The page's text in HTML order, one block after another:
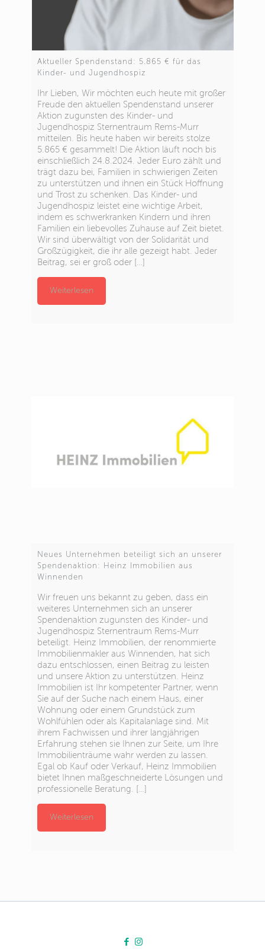
Aktueller Spendenstand: 5.865 € für das
Kinder- und Jugendhospiz
Ihr Lieben, Wir möchten euch heute mit großer
Freude den aktuellen Spendenstand unserer
Aktion zugunsten des Kinder- und
Jugendhospiz Sternentraum Rems-Murr
mitteilen. Bis heute haben wir bereits stolze
5.865 € gesammelt! Die Aktion läuft noch bis
einschließlich 24.8.2024. Jeder Euro zählt und
trägt dazu bei, Familien in schwierigen Zeiten
zu unterstützen und ihnen ein Stück Hoffnung
und Trost zu schenken. Das Kinder- und
Jugendhospiz leistet eine wichtige Arbeit,
indem es schwerkranken Kindern und ihren
Familien ein liebevolles Zuhause auf Zeit bietet.
Wir sind überwältigt von der Solidarität und
Großzügigkeit, die ihr alle gezeigt habt. Jeder
Beitrag, sei er groß oder […]
Weiterlesen
Neues Unternehmen beteiligt sich an unserer
Spendenaktion: Heinz Immobilien aus
Winnenden
Wir freuen uns bekannt zu geben, dass ein
weiteres Unternehmen sich an unserer
Spendenaktion zugunsten des Kinder- und
Jugendhospiz Sternentraum Rems-Murr
beteiligt. Heinz Immobilien, der renommierte
Immobilienmakler aus Winnenden, hat sich
dazu entschlossen, einen Beitrag zu leisten
und unsere Aktion zu unterstützen. Heinz
Immobilien ist Ihr kompetenter Partner, wenn
Sie auf der Suche nach einem Haus, einer
Wohnung oder einem Grundstück zum
Wohlfühlen oder als Kapitalanlage sind. Mit
ihrem Fachwissen und ihrer langjährigen
Erfahrung stehen sie Ihnen zur Seite, um Ihre
Immobilienträume wahr werden zu lassen.
Egal ob Kauf oder Verkauf, Heinz Immobilien
bietet Ihnen maßgeschneiderte Lösungen und
professionelle Beratung.
[…]
Weiterlesen
Kundenbewertungen und